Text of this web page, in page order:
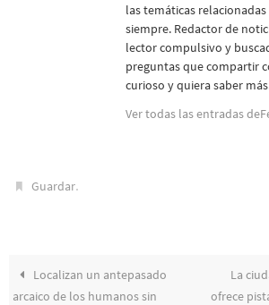
las temáticas
siempre. Redactor de
lector compulsivo y
preguntas que compartir
curioso y quiera saber
Ver todas las entradas
Guardar.
Localizan un antepasado
arcaico de los humanos sin
La
ofrece